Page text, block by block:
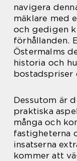
navigera
mäklare med
och gedigen
förhållanden.
Östermalms
historia och
bostadspriser
Dessutom är
praktiska
många och
fastigheterna
insatserna
kommer att